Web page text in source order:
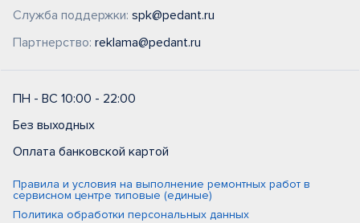
Служба поддержки: spk@pedant.ru
Партнерство: reklama@pedant.ru
ПН - ВС 10:00 - 22:00
Без выходных
Оплата банковской картой
Правила и условия на выполнение ремонтных работ в
сервисном центре типовые (единые)
Политика обработки персональных данных